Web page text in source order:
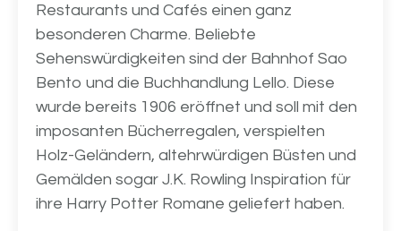
Restaurants und Cafés einen ganz
besonderen Charme. Beliebte
Sehenswürdigkeiten sind der Bahnhof Sao
Bento und die Buchhandlung Lello. Diese
wurde bereits 1906 eröffnet und soll mit den
imposanten Bücherregalen, verspielten
Holz-Geländern, altehrwürdigen Büsten und
Gemälden sogar J.K. Rowling Inspiration für
ihre Harry Potter Romane geliefert haben.